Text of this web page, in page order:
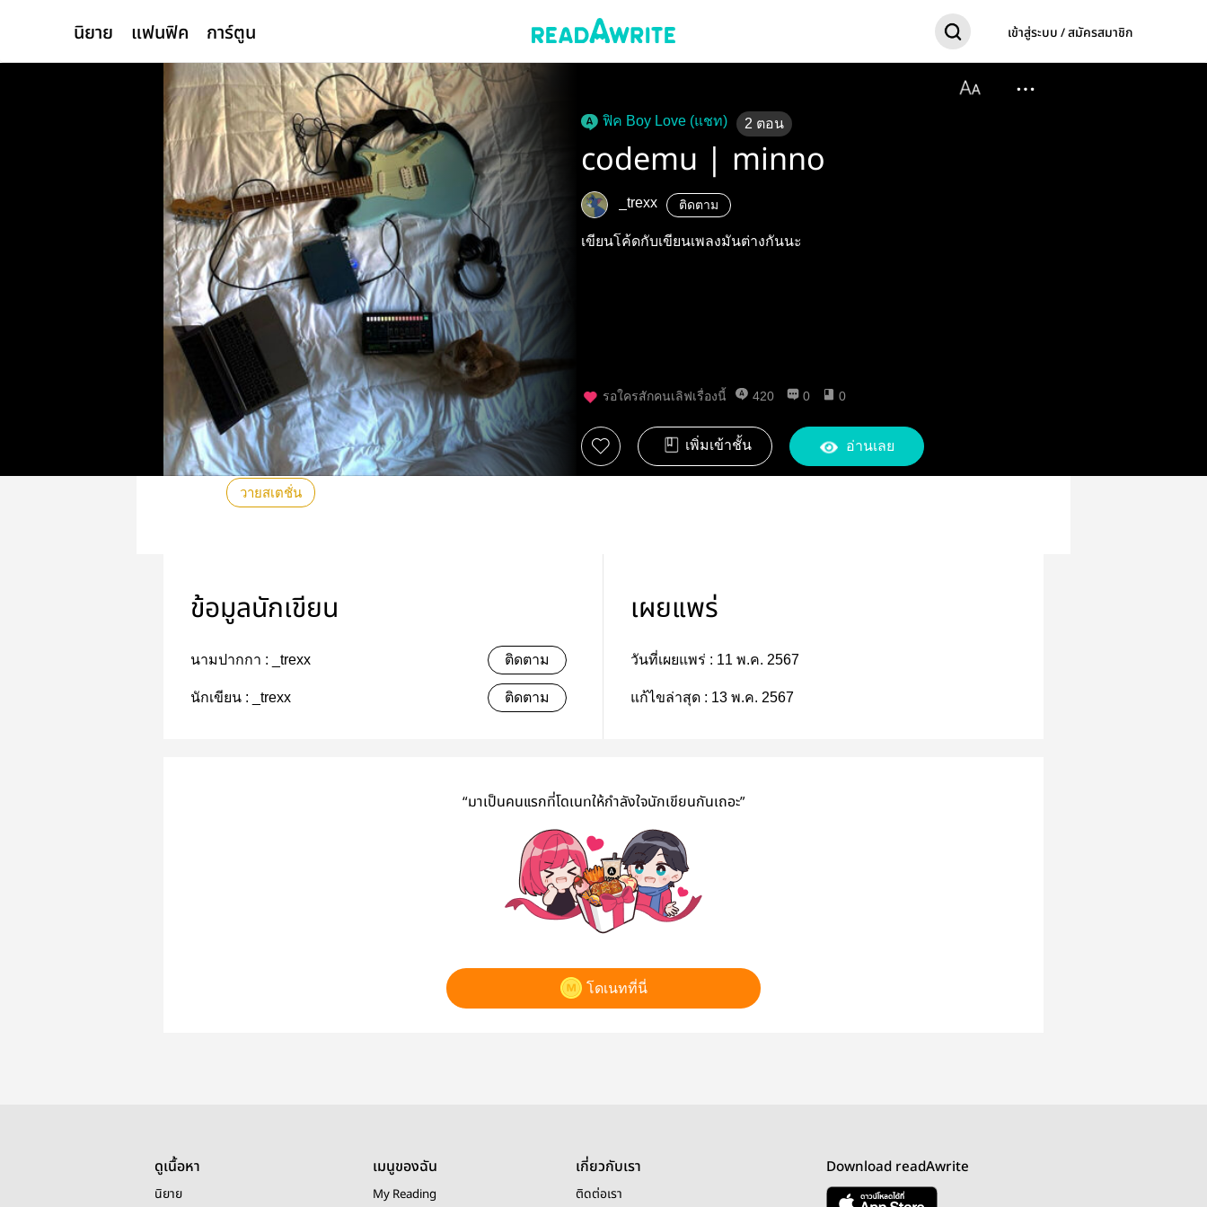
นิยาย แฟนฟิค การ์ตูน เข้าสู่ระบบ / สมัครสมาชิก
ฟิค Boy Love (แชท) 2 ตอน
codemu | minno
_trexx ติดตาม
เขียนโค้ดกับเขียนเพลงมันต่างกันนะ
รอใครสักคนเลิฟเรื่องนี้ 420 0 0
เพิ่มเข้าชั้น อ่านเลย
วายสเตชั่น
ข้อมูลนักเขียน
นามปากกา : _trexx ติดตาม
นักเขียน : _trexx ติดตาม
เผยแพร่
วันที่เผยแพร่ : 11 พ.ค. 2567
แก้ไขล่าสุด : 13 พ.ค. 2567
“มาเป็นคนแรกที่โดเนทให้กำลังใจนักเขียนกันเถอะ”
โดเนทที่นี่
ดูเนื้อหา
นิยาย
เมนูของฉัน
My Reading
เกี่ยวกับเรา
ติดต่อเรา
Download readAwrite